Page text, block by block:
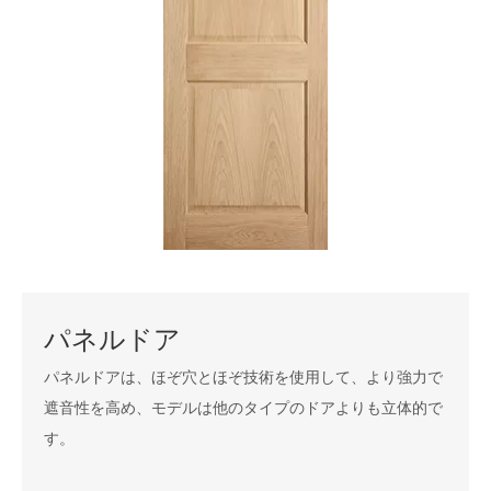
パネルドア
パネルドアは、ほぞ穴とほぞ技術を使用して、より強力で
遮音性を高め、モデルは他のタイプのドアよりも立体的で
す。